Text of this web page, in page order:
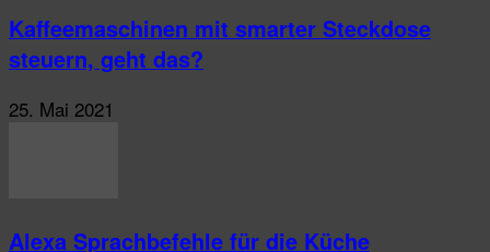
Kaffeemaschinen mit smarter Steckdose
steuern, geht das?
25. Mai 2021
Alexa Sprachbefehle für die Küche